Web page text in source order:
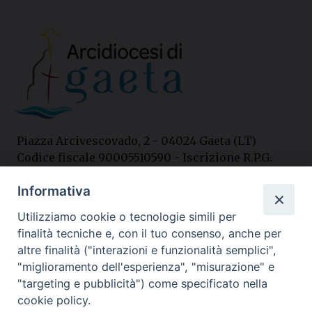
Piazza Arcivescovado, 2 - 04024 Gaeta (LT)
Codice fiscale 90005510590 - Iscrizione R.P.G.
Contatti
Curia
Tel. 0771.740341
Palazzo De Vio
Informativa
Utilizziamo cookie o tecnologie simili per
finalità tecniche e, con il tuo consenso, anche per
altre finalità ("interazioni e funzionalità semplici",
"miglioramento dell'esperienza", "misurazione" e
"targeting e pubblicità") come specificato nella
cookie policy.